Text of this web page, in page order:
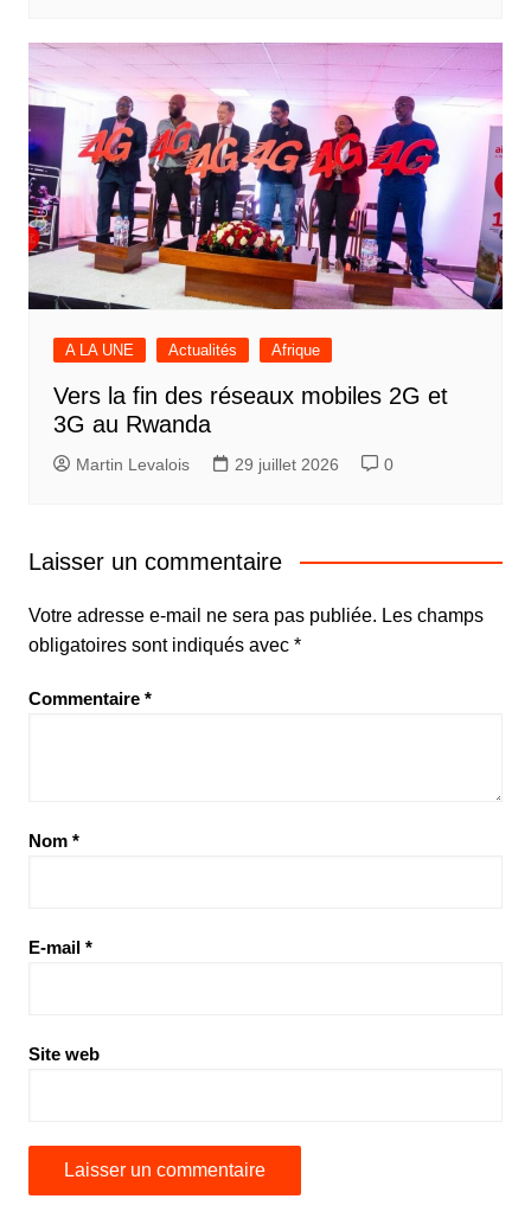
A LA UNE Actualités Afrique
Vers la fin des réseaux mobiles 2G et
3G au Rwanda
Martin Levalois 29 juillet 2026 0
Laisser un commentaire
Votre adresse e-mail ne sera pas publiée. Les champs
obligatoires sont indiqués avec *
Commentaire *
Nom *
E-mail *
Site web